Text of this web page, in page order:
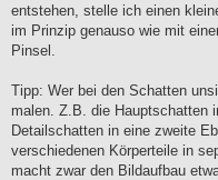
entstehen, stelle ich einen
im Prinzip genauso wie mit
Pinsel.
Tipp: Wer bei den Schatten
malen. Z.B. die Hauptschatten
Detailschatten in eine zweite
verschiedenen Körperteile in
macht zwar den Bildaufbau